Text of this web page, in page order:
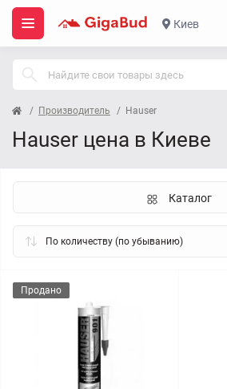
Киев
Производитель Hauser
Hauser цена в Киеве
Каталог
Продано